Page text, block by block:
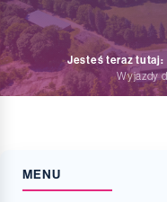
Jesteś teraz tutaj:
Wyjazdy
MENU